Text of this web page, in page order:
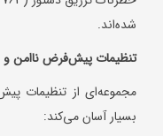
شده‌اند.
تنظیمات پیش‌فرض ناامن
مجموعه‌ای از تنظیمات
بسیار آسان می‌کند: